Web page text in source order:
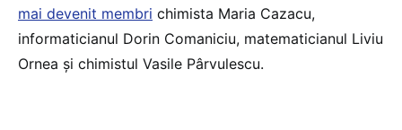
mai devenit membri chimista Maria Cazacu,
informaticianul Dorin Comaniciu, matematicianul Liviu
Ornea și chimistul Vasile Pârvulescu.